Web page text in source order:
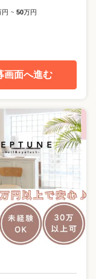
円 ~ 50万円
画面へ進む